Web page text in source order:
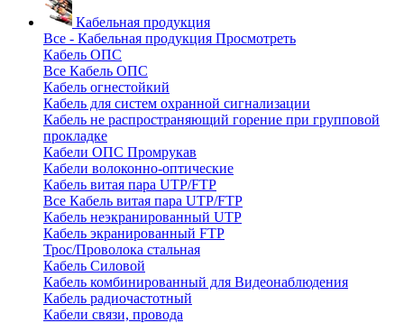
Кабельная продукция
Все - Кабельная продукция Просмотреть
Кабель ОПС
Все Кабель ОПС
Кабель огнестойкий
Кабель для систем охранной сигнализации
Кабель не распространяющий горение при групповой
прокладке
Кабели ОПС Промрукав
Кабели волоконно-оптические
Кабель витая пара UTP/FTP
Все Кабель витая пара UTP/FTP
Кабель неэкранированный UTP
Кабель экранированный FTP
Трос/Проволока стальная
Кабель Силовой
Кабель комбинированный для Видеонаблюдения
Кабель радиочастотный
Кабели связи, провода